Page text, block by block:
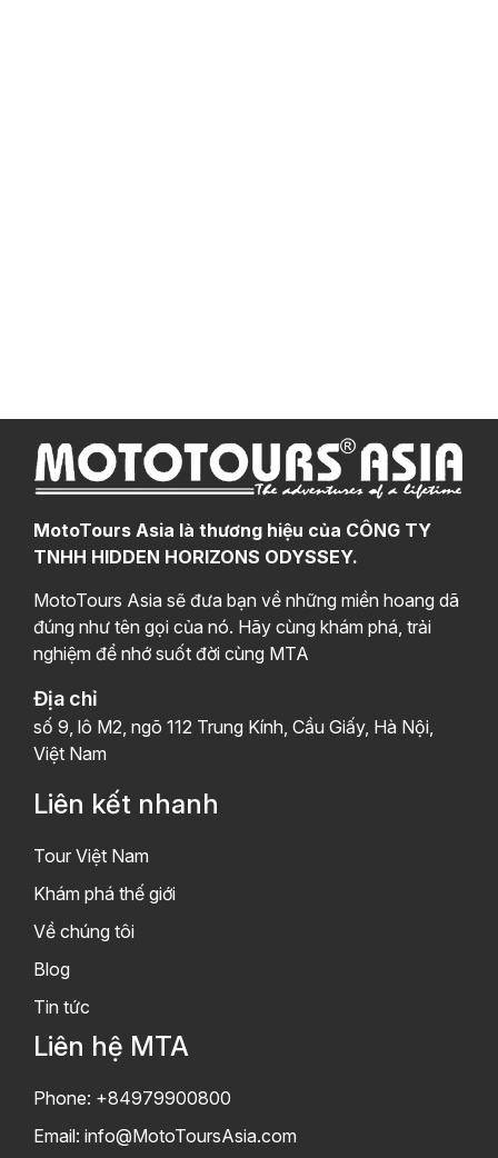
MotoTours Asia là thương hiệu của CÔNG TY
TNHH HIDDEN HORIZONS ODYSSEY.
MotoTours Asia sẽ đưa bạn về những miền hoang dã
đúng như tên gọi của nó. Hãy cùng khám phá, trải
nghiệm để nhớ suốt đời cùng MTA
Địa chỉ
số 9, lô M2, ngõ 112 Trung Kính, Cầu Giấy, Hà Nội,
Việt Nam
Liên kết nhanh
Tour Việt Nam
Khám phá thế giới
Về chúng tôi
Blog
Tin tức
Liên hệ MTA
Phone: +84979900800
Email: info@MotoToursAsia.com